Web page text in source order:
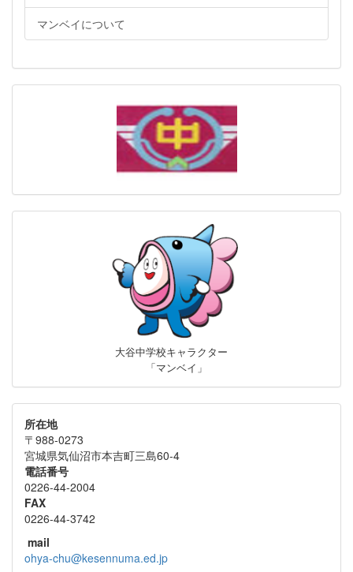
マンベイについて
大谷中学校キャラクター
「マンベイ」
所在地
〒988-0273
宮城県気仙沼市本吉町三島60-4
電話番号
0226-44-2004
FAX
0226-44-3742
mail
ohya-chu@kesennuma.ed.jp